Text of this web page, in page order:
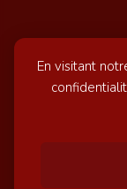
En visitant